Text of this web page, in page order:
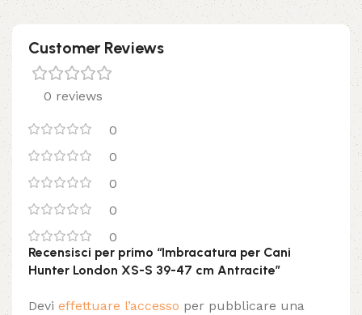
Customer Reviews
0 reviews
0
0
0
0
0
Recensisci per primo “Imbracatura per Cani
Hunter London XS-S 39-47 cm Antracite”
Devi effettuare l’accesso per pubblicare una